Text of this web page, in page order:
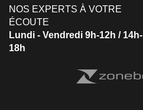
NOS EXPERTS À VOTRE
ÉCOUTE
Lundi - Vendredi 9h-12h / 14h-
18h